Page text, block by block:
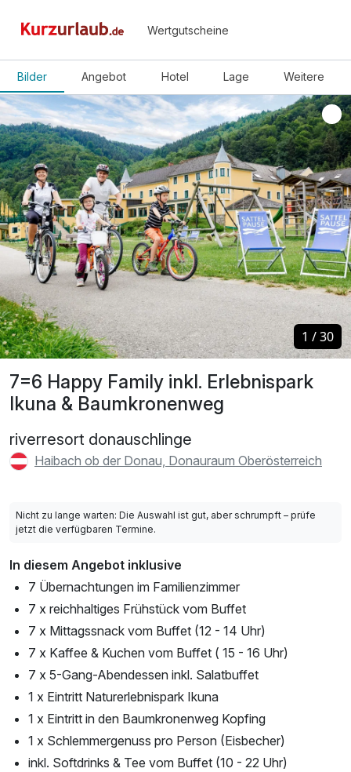
Wertgutscheine
Bilder Angebot Hotel Lage Weitere
7=6 Happy Family inkl. Erlebnispark
Ikuna & Baumkronenweg
riverresort donauschlinge
Haibach ob der Donau, Donauraum Oberösterreich
1 /30
1 /30
Nicht zu lange warten: Die Auswahl ist gut, aber schrumpft – prüfe
jetzt die verfügbaren Termine.
In diesem Angebot inklusive
7 Übernachtungen im Familienzimmer
7 x reichhaltiges Frühstück vom Buffet
7 x Mittagssnack vom Buffet (12 - 14 Uhr)
7 x Kaffee & Kuchen vom Buffet ( 15 - 16 Uhr)
7 x 5-Gang-Abendessen inkl. Salatbuffet
1 x Eintritt Naturerlebnispark Ikuna
1 x Eintritt in den Baumkronenweg Kopfing
1 x Schlemmergenuss pro Person (Eisbecher)
inkl. Softdrinks & Tee vom Buffet (10 - 22 Uhr)